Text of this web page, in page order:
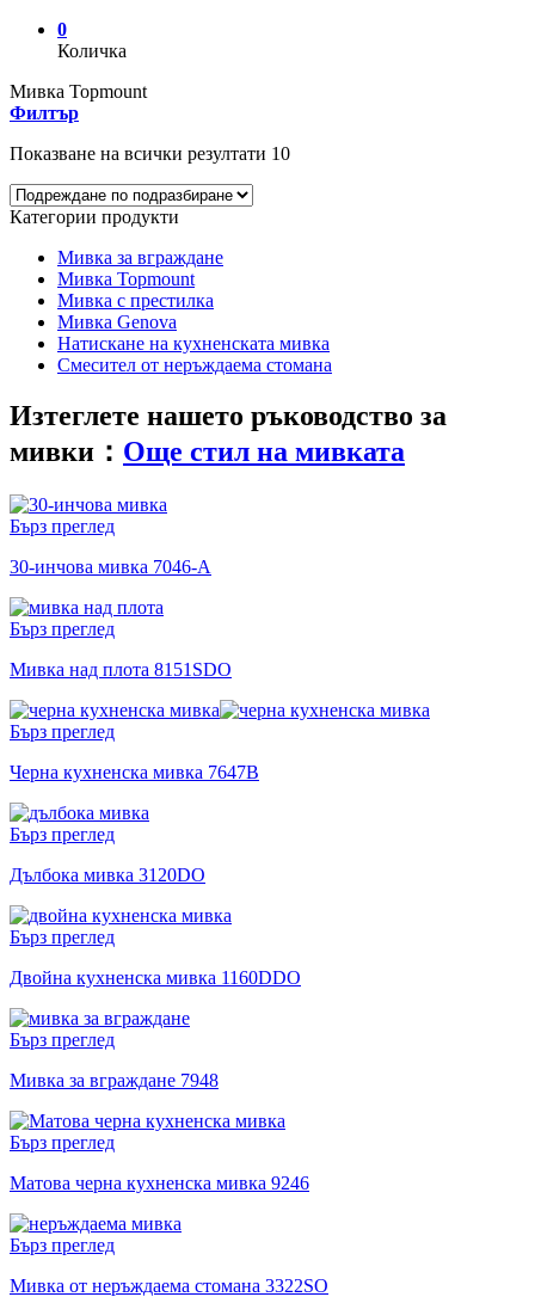
0
Количка
Мивка Topmount
Филтър
Показване на всички резултати 10
Категории продукти
Мивка за вграждане
Мивка Topmount
Мивка с престилка
Мивка Genova
Натискане на кухненската мивка
Смесител от неръждаема стомана
Изтеглете нашето ръководство за
мивки： Още стил на мивката
Бърз преглед
30-инчова мивка 7046-A
Бърз преглед
Мивка над плота 8151SDO
Бърз преглед
Черна кухненска мивка 7647B
Бърз преглед
Дълбока мивка 3120DO
Бърз преглед
Двойна кухненска мивка 1160DDO
Бърз преглед
Мивка за вграждане 7948
Бърз преглед
Матова черна кухненска мивка 9246
Бърз преглед
Мивка от неръждаема стомана 3322SO